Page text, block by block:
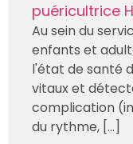
puéricultrice
Au sein du
enfants et
l'état de santé
vitaux et
complication
du rythme, [...]